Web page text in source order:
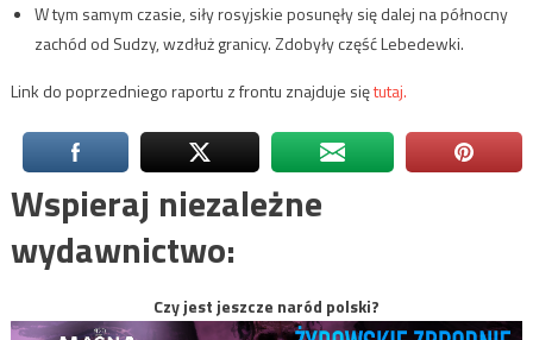
W tym samym czasie, siły rosyjskie posunęły się dalej na północny
zachód od Sudzy, wzdłuż granicy. Zdobyły część Lebedewki.
Link do poprzedniego raportu z frontu znajduje siętutaj.
Wspieraj niezależne
wydawnictwo:
Czy jest jeszcze naród polski?